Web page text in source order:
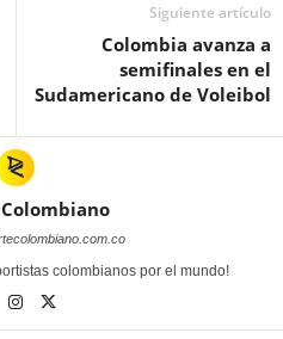
Siguiente artículo
Colombia avanza a
semifinales en el
Sudamericano de Voleibol
colombianos por el mundo!